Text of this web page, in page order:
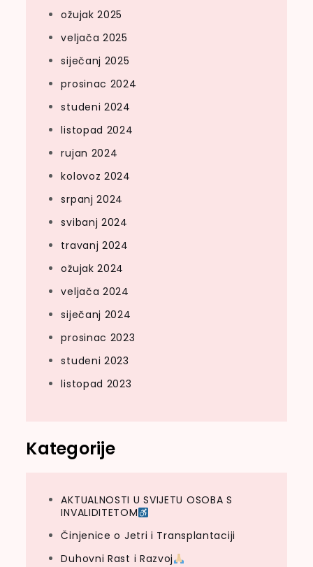
ožujak 2025
veljača 2025
siječanj 2025
prosinac 2024
studeni 2024
listopad 2024
rujan 2024
kolovoz 2024
srpanj 2024
svibanj 2024
travanj 2024
ožujak 2024
veljača 2024
siječanj 2024
prosinac 2023
studeni 2023
listopad 2023
Kategorije
AKTUALNOSTI U SVIJETU OSOBA S
INVALIDITETOM
Činjenice o Jetri i Transplantaciji
Duhovni Rast i Razvoj